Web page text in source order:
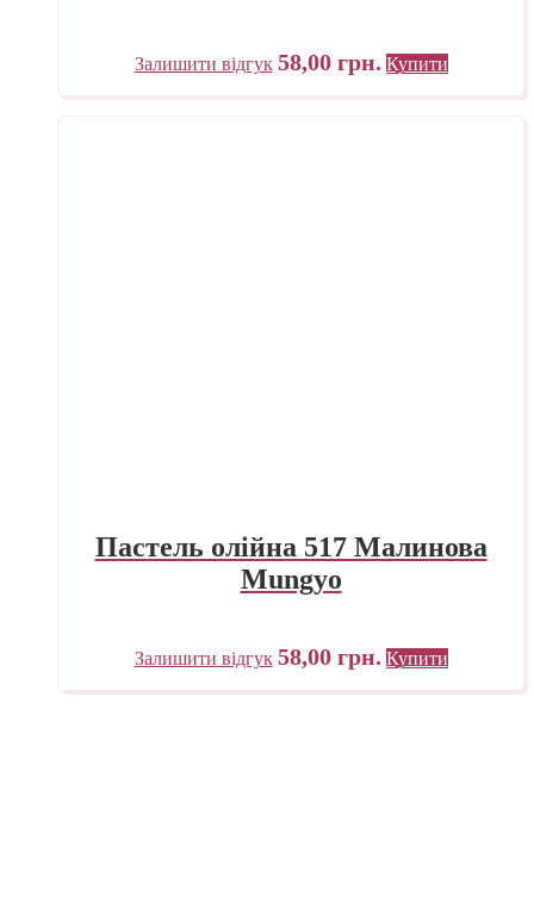
Залишити відгук 58,00 грн. Купити
Пастель олійна 517 Малинова
Mungyo
Залишити відгук 58,00 грн. Купити